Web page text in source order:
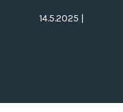
14.5.2025 |